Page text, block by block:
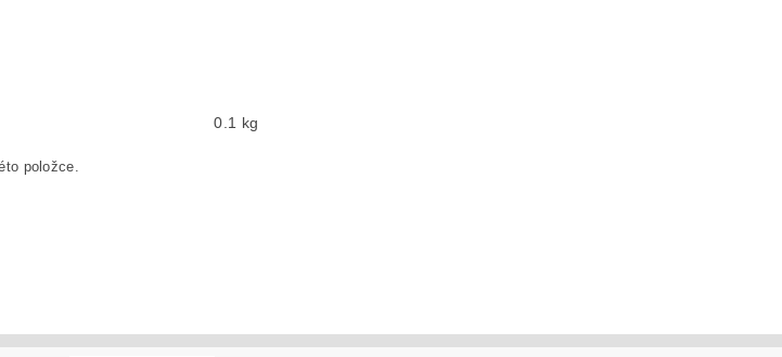
0.1 kg
položce.